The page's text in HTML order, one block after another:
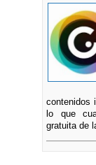
contenidos
lo que
gratuita de